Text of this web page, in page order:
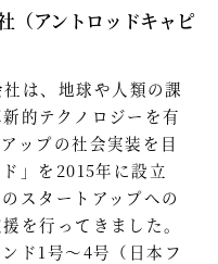
アントロッドキャピ
は、地球や人類の課
的テクノロジーを有
ップの社会実装を目
」を2015年に設立
スタートアップへの
を行ってきました。
ド1号～4号（日本フ